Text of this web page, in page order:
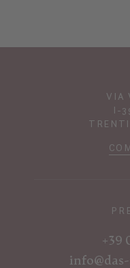
VIA
I-
+39